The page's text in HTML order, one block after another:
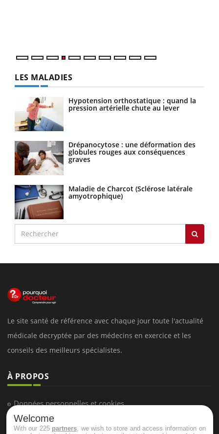
LES MALADIES
Hypotension orthostatique : quand la
pression artérielle chute au lever
Drépanocytose : une déformation des
globules rouges aux conséquences
graves
Maladie de Charcot (Sclérose latérale
amyotrophique)
Le site santé de référence avec chaque jour toute l'actualité
médicale decryptée par des médecins en exercice et les
conseils des meilleurs spécialistes.
À PROPOS
Données personnelles et cookies
Qui sommes-nous
Welcome
With our 225 partners , we wish to store and access information on